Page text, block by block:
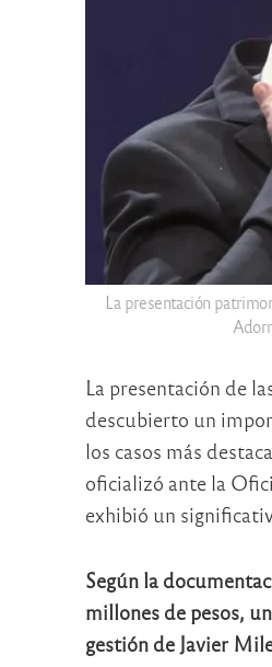
La presentación
La presentación de
descubierto un
los casos más
oficializó ante la
exhibió un
Según la
millones de pesos,
gestión de Javier